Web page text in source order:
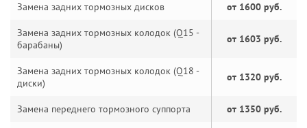
Замена задних тормозных дисков от 1600 руб.
Замена задних тормозных колодок (Q15 -
барабаны)
от 1603 руб.
Замена задних тормозных колодок (Q18 -
диски)
от 1320 руб.
Замена переднего тормозного суппорта от 1350 руб.